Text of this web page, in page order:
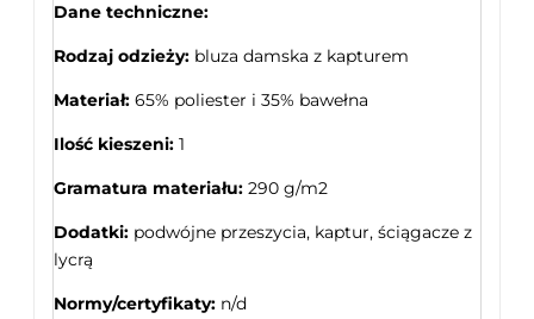
Dane techniczne:
Rodzaj odzieży: bluza damska z kapturem
Materiał: 65% poliester i 35% bawełna
Ilość kieszeni: 1
Gramatura materiału: 290 g/m2
Dodatki: podwójne przeszycia, kaptur, ściągacze z
lycrą
Normy/certyfikaty: n/d